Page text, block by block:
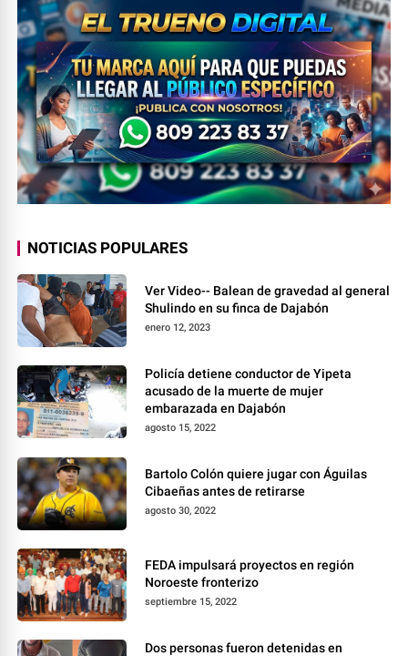
NOTICIAS POPULARES
Ver Video-- Balean de gravedad al general
Shulindo en su finca de Dajabón
enero 12, 2023
Policía detiene conductor de Yipeta
acusado de la muerte de mujer
embarazada en Dajabón
agosto 15, 2022
Bartolo Colón quiere jugar con Águilas
Cibaeñas antes de retirarse
agosto 30, 2022
FEDA impulsará proyectos en región
Noroeste fronterizo
septiembre 15, 2022
Dos personas fueron detenidas en